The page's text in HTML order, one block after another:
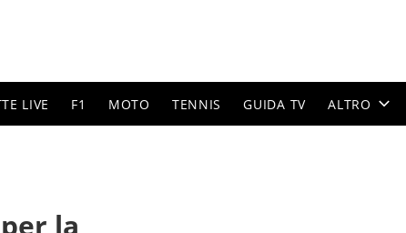
LIVE F1 MOTO TENNIS GUIDA TV ALTRO
la